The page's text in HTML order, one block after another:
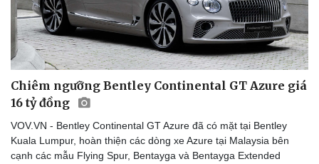
Chiêm ngưỡng Bentley Continental GT Azure giá
16 tỷ đồng
VOV.VN - Bentley Continental GT Azure đã có mặt tại Bentley
Kuala Lumpur, hoàn thiện các dòng xe Azure tại Malaysia bên
cạnh các mẫu Flying Spur, Bentayga và Bentayga Extended